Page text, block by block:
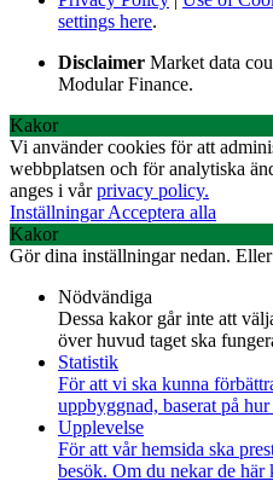
settings here.
Disclaimer Market data
Modular Finance.
Kakor
Vi använder cookies för att
webbplatsen och för analytiska
anges i vårprivacy policy.
InställningarAcceptera alla
Kakor
Gör dina inställningar nedan.
Nödvändiga
Dessa kakor går inte att
över huvud taget ska
Statistik
För att vi ska kunna
uppbyggnad, baserat på
Upplevelse
För att vår hemsida ska
besök. Om du nekar de här